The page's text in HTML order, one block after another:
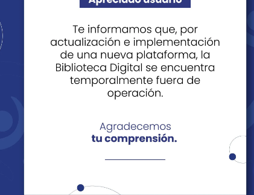
Recreación Educación Cultura
Salas de Tecnología Sala de